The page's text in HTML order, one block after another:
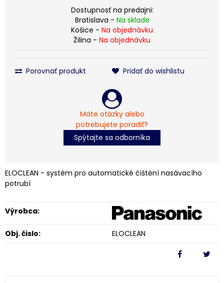
Dostupnosť na predajni:
Bratislava - Na sklade
Košice - Na objednávku
Žilina - Na objednávku
Porovnať produkt Pridať do wishlistu
Máte otázky alebo
potrebujete poradiť?
Spýtajte sa odborníka
ELOCLEAN - systém pro automatické čištění nasávacího
potrubí
Výrobca:
Obj. čislo: ELOCLEAN